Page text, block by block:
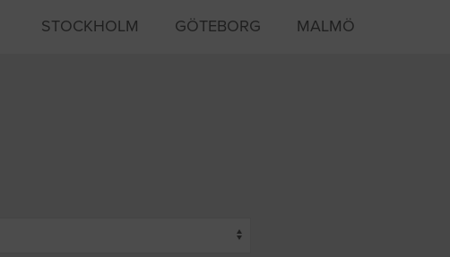
STOCKHOLM GÖTEBORG MALMÖ